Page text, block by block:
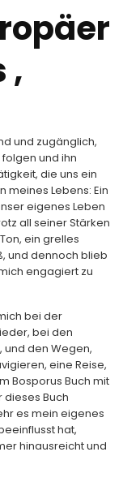
,
und zugänglich,
und ihn
die uns ein
meines Lebens: Ein
eigenes Leben
all seiner Stärken
ein grelles
und dennoch blieb
engagiert zu
bei der
bei den
und den Wegen,
eine Reise,
Bosporus Buch mit
dieses Buch
es mein eigenes
hat,
hinausreicht und